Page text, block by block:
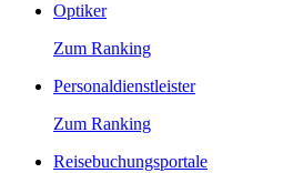
Optiker
Zum Ranking
Personaldienstleister
Zum Ranking
Reisebuchungsportale